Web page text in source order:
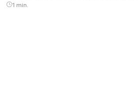
1 min.